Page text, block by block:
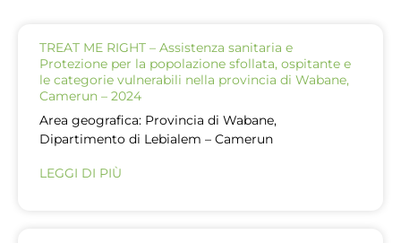
TREAT ME RIGHT – Assistenza sanitaria e
Protezione per la popolazione sfollata, ospitante e
le categorie vulnerabili nella provincia di Wabane,
Camerun – 2024
Area geografica: Provincia di Wabane,
Dipartimento di Lebialem – Camerun
LEGGI DI PIÙ